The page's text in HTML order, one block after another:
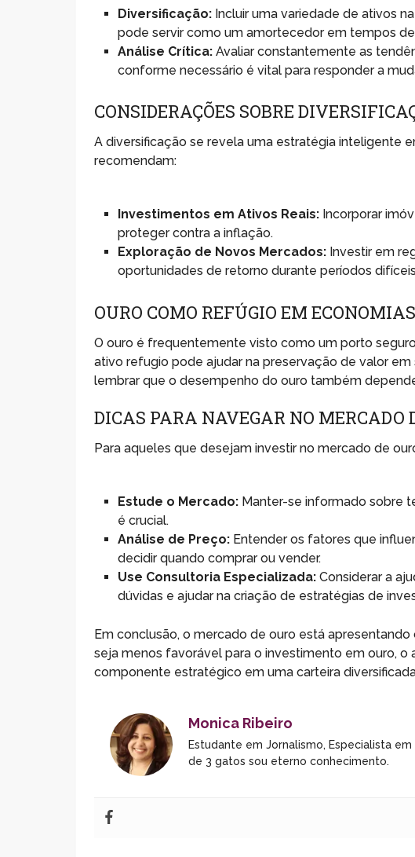
Diversificação: Incluir uma variedade de ativos
pode servir como um amortecedor em tempos
Análise Crítica: Avaliar constantemente as
conforme necessário é vital para responder a
CONSIDERAÇÕES SOBRE
A diversificação se revela uma estratégia inteligente
recomendam:
Investimentos em Ativos Reais: Incorporar
proteger contra a inflação.
Exploração de Novos Mercados: Investir em
oportunidades de retorno durante períodos
OURO COMO REFÚGIO EM
O ouro é frequentemente visto como um porto
ativo refugio pode ajudar na preservação de valor
lembrar que o desempenho do ouro também
DICAS PARA NAVEGAR NO MERCADO
Para aqueles que desejam investir no mercado de
Estude o Mercado: Manter-se informado sobre
é crucial.
Análise de Preço: Entender os fatores que
decidir quando comprar ou vender.
Use Consultoria Especializada: Considerar a
dúvidas e ajudar na criação de estratégias de
Em conclusão, o mercado de ouro está
seja menos favorável para o investimento em ouro,
componente estratégico em uma carteira
Monica Ribeiro
Estudante em Jornalismo, Especialista
de 3 gatos sou eterno conhecimento.